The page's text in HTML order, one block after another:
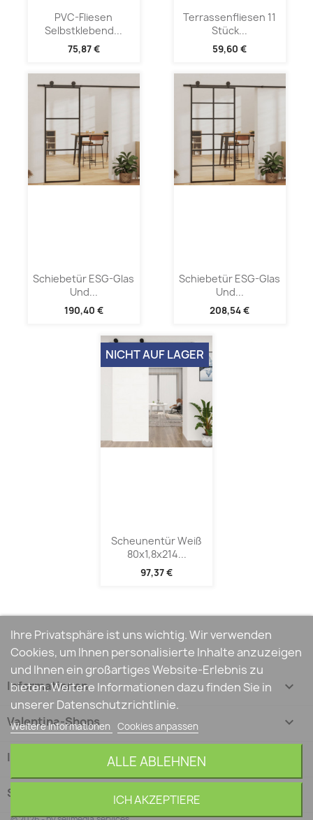
PVC-Fliesen
Selbstklebend...
75,87 €
Terrassenfliesen 11
Stück...
59,60 €
Schiebetür ESG-Glas
Und...
190,40 €
Schiebetür ESG-Glas
Und...
208,54 €
Scheunentür Weiß
80x1,8x214...
97,37 €
NICHT AUF LAGER
Informationen 
Valentina-Shops 
Ihr Konto
Shop-Einstellungen
Ihre Privatsphäre ist uns wichtig. Wir verwenden
Cookies, um Ihnen personalisierte Inhalte anzuzeigen
und Ihnen ein großartiges Website-Erlebnis zu
bieten. Weitere Informationen dazu finden Sie in
unserer Datenschutzrichtlinie.
Weitere Informationen Cookies anpassen
ALLE ABLEHNEN
ICH AKZEPTIERE